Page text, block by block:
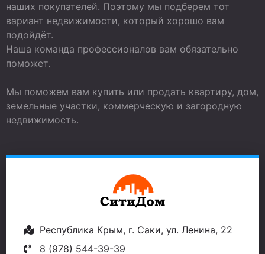
наших покупателей. Поэтому мы подберем тот
вариант недвижимости, который хорошо вам
подойдёт.
Наша команда профессионалов вам обязательно
поможет.
Мы поможем вам купить или продать квартиру, дом,
земельные участки, коммерческую и загородную
недвижимость.
Республика Крым, г. Саки, ул. Ленина, 22
8 (978) 544-39-39